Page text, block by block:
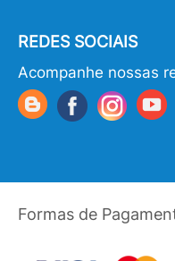
REDES SOCIAIS
Acompanhe nossas
Formas de